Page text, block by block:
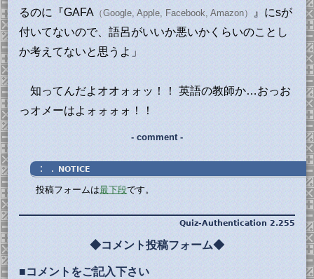
るのに『GAFA （Google, Apple, Facebook, Amazon）
』にsが
付いてないので、語呂がいいか悪いかくらいのことし
か考えてないと思うよ」
知ってんだよオオォォッ！！ 英語の教師か…おっお
っオメーはよォォォォ！！
- comment -
：． NOTICE
投稿フォームは最下段です。
Quiz-Authentication 2.255
◆コメント投稿フォーム◆
■コメントをご記入下さい